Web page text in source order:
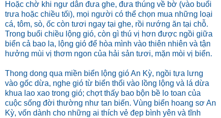
Hoặc chờ khi ngư dân đưa ghe, đưa thúng về bờ (vào buổi
trưa hoặc chiều tối), mọi người có thể chọn mua những loại
cá, tôm, sò, ốc còn tươi ngay tại ghe, rồi nướng ăn tại chỗ.
Trong buổi chiều lộng gió, còn gì thú vị hơn được ngồi giữa
biển cả bao la, lộng gió để hòa mình vào thiên nhiên và tận
hưởng mùi vị thơm ngon của hải sản tươi, mặn mòi vị biển.
Thong dong qua miền biển lộng gió An Kỳ, ngồi tựa lưng
vào gốc dừa, nghe gió từ biển thổi vào lồng lộng và lá dừa
khua lao xao trong gió; chợt thấy bao bộn bề lo toan của
cuộc sống đời thường như tan biến. Vùng biển hoang sơ An
Kỳ, vốn dành cho những ai thích vẻ đẹp bình yên và tĩnh